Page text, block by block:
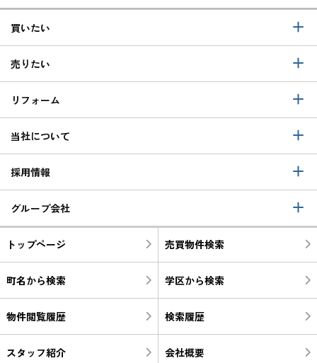
買いたい
売りたい
リフォーム
当社について
採用情報
グループ会社
トップページ 売買物件検索
町名から検索 学区から検索
物件閲覧履歴 検索履歴
スタッフ紹介 会社概要